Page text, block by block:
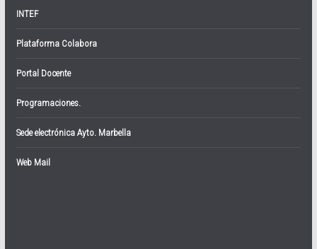
INTEF
Plataforma Colabora
Portal Docente
Programaciones.
Sede electrónica Ayto. Marbella
Web Mail